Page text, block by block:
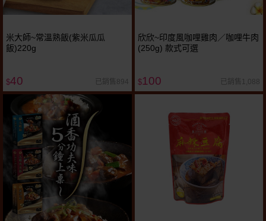
米大師~常溫熟飯(紫米瓜瓜
飯)220g
$40 已銷售894
欣欣~印度風咖哩雞肉／咖哩牛肉
(250g) 款式可選
$100 已銷售1,088